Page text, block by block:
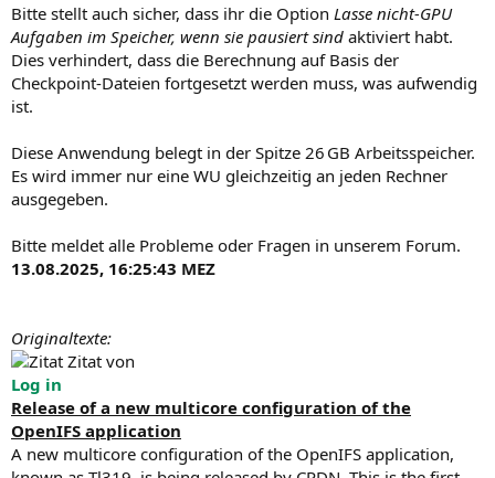
Bitte stellt auch sicher, dass ihr die Option Lasse nicht-GPU
Aufgaben im Speicher, wenn sie pausiert sind aktiviert habt.
Dies verhindert, dass die Berechnung auf Basis der
Checkpoint-Dateien fortgesetzt werden muss, was aufwendig
ist.
Diese Anwendung belegt in der Spitze 26 GB Arbeitsspeicher.
Es wird immer nur eine WU gleichzeitig an jeden Rechner
ausgegeben.
Bitte meldet alle Probleme oder Fragen in unserem Forum.
13.08.2025, 16:25:43 MEZ
Originaltexte:
Zitat von
Log in
Release of a new multicore configuration of the
OpenIFS application
A new multicore configuration of the OpenIFS application,